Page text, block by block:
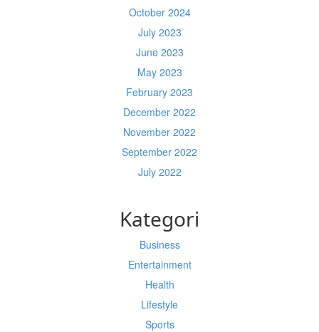
October 2024
July 2023
June 2023
May 2023
February 2023
December 2022
November 2022
September 2022
July 2022
Kategori
Business
Entertainment
Health
Lifestyle
Sports